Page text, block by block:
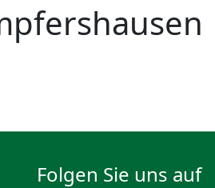
Folgen Sie uns auf